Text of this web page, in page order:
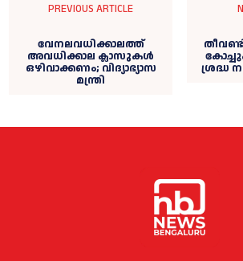
PREVIOUS ARTICLE
വേനലവധിക്കാലത്ത്
അവധിക്കാല ക്ലാസുകള്‍
ഒഴിവാക്കണം; വിദ്യാഭ്യാസ
മന്ത്രി
ശ്രദ്ധ